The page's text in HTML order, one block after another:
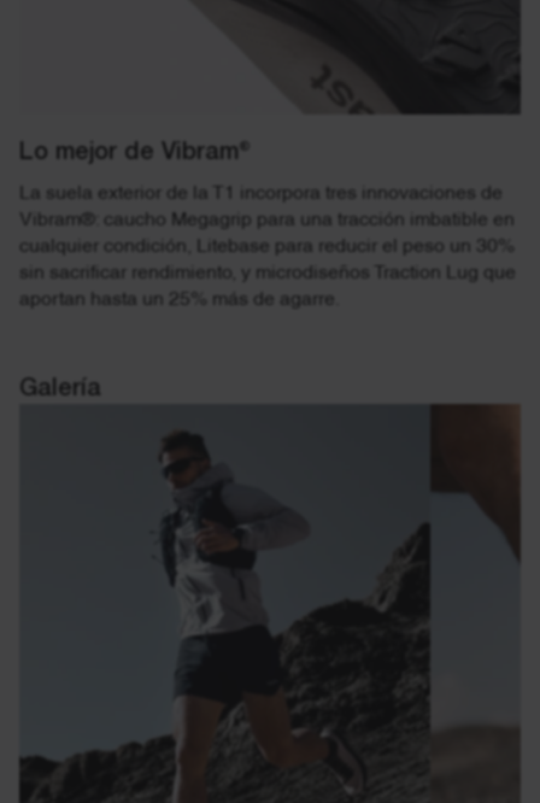
Lo mejor de Vibram®
La suela exterior de la T1 incorpora tres innovaciones de
Vibram®: caucho Megagrip para una tracción imbatible en
cualquier condición, Litebase para reducir el peso un 30%
sin sacrificar rendimiento, y microdiseños Traction Lug que
aportan hasta un 25% más de agarre.
Galería